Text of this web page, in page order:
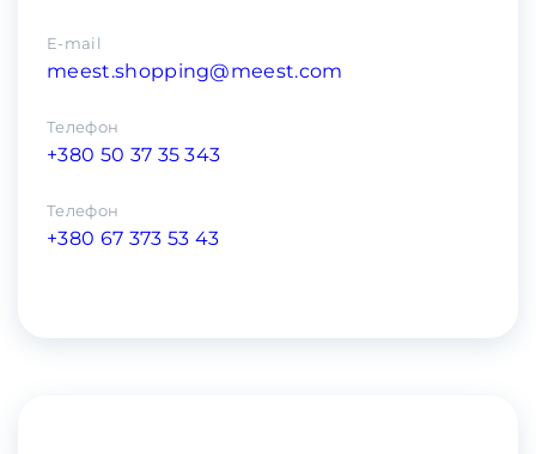
E-mail
meest.shopping@meest.com
Телефон
+380 50 37 35 343
Телефон
+380 67 373 53 43